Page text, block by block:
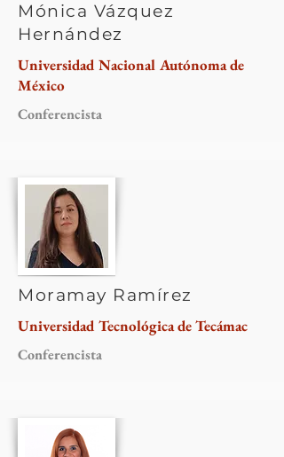
Mónica Vázquez
Hernández
Universidad Nacional Autónoma de
México
Conferencista
Moramay Ramírez
Universidad Tecnológica de Tecámac
Conferencista